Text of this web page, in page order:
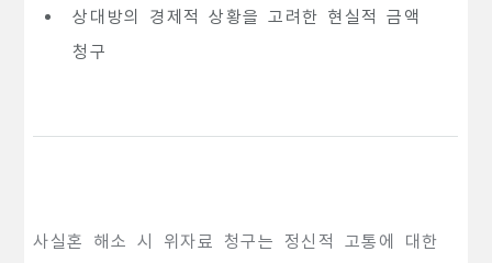
상대방의 경제적 상황을 고려한 현실적 금액
청구
사실혼 해소 시 위자료 청구는 정신적 고통에 대한